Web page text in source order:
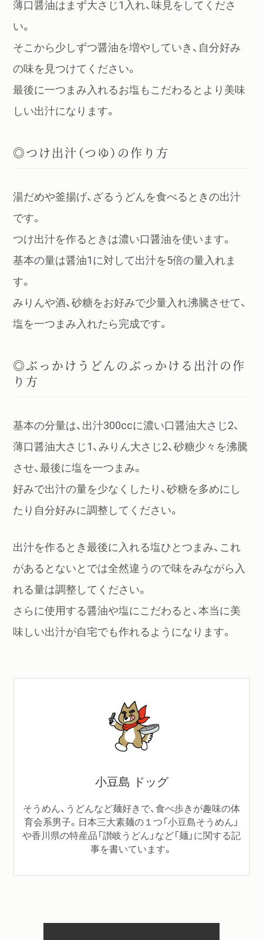
薄口醤油はまず大さじ1入れ、味見をしてくださ
い。
そこから少しずつ醤油を増やしていき、自分好み
の味を見つけてください。
最後に一つまみ入れるお塩もこだわるとより美味
しい出汁になります。
◎つけ出汁（つゆ）の作り方
湯だめや釜揚げ、ざるうどんを食べるときの出汁
です。
つけ出汁を作るときは濃い口醤油を使います。
基本の量は醤油1に対して出汁を5倍の量入れま
す。
みりんや酒、砂糖をお好みで少量入れ沸騰させて、
塩を一つまみ入れたら完成です。
◎ぶっかけうどんのぶっかける出汁の作
り方
基本の分量は、出汁300ccに濃い口醤油大さじ2、
薄口醤油大さじ1、みりん大さじ2、砂糖少々を沸騰
させ、最後に塩を一つまみ。
好みで出汁の量を少なくしたり、砂糖を多めにし
たり自分好みに調整してください。
出汁を作るとき最後に入れる塩ひとつまみ、これ
があるとないとでは全然違うので味をみながら入
れる量は調整してください。
さらに使用する醤油や塩にこだわると、本当に美
味しい出汁が自宅でも作れるようになります。
小豆島 ドッグ
そうめん、うどんなど麺好きで、食べ歩きが趣味の体
育会系男子。日本三大素麺の１つ「小豆島そうめん」
や香川県の特産品「讃岐うどん」など「麺」に関する記
事を書いています。